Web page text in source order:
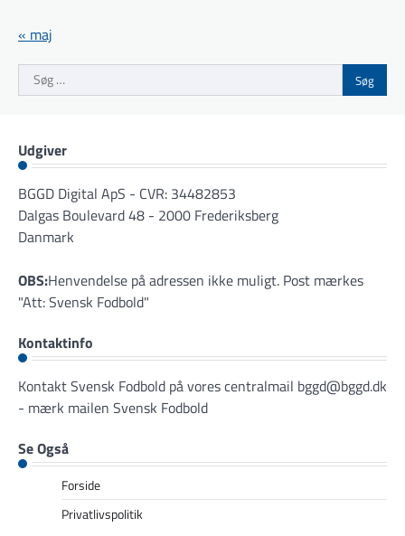
« maj
Søg
efter:
Udgiver
BGGD Digital ApS - CVR: 34482853
Dalgas Boulevard 48 - 2000 Frederiksberg
Danmark
OBS:Henvendelse på adressen ikke muligt. Post mærkes
"Att: Svensk Fodbold"
Kontaktinfo
Kontakt Svensk Fodbold på vores centralmail bggd@bggd.dk
- mærk mailen Svensk Fodbold
Se Også
Forside
Privatlivspolitik